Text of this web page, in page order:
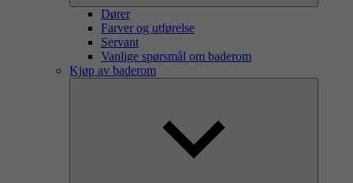
Dører
Farver og utførelse
Servant
Vanlige spørsmål om baderom
Kjøp av baderom